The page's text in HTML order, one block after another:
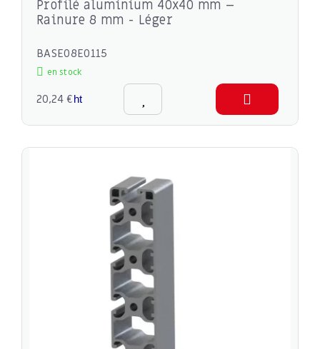
Profilé aluminium 40x40 mm –
Rainure 8 mm - Léger
BASE08E0115
en stock
20,24 €ht